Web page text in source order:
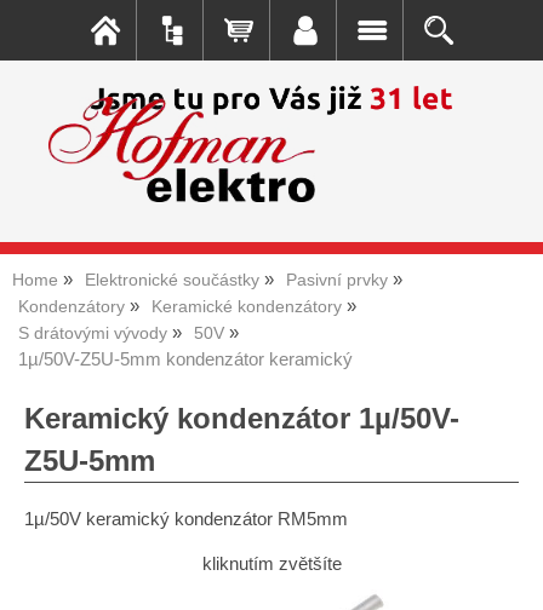
Home Elektronické součástky
Pasivní prvky
Kondenzátory
Keramické kondenzátory
S drátovými vývody
50V
1µ/50V-Z5U-5mm kondenzátor keramický
Keramický kondenzátor 1µ/50V-
Z5U-5mm
1µ/50V keramický kondenzátor RM5mm
kliknutím zvětšíte